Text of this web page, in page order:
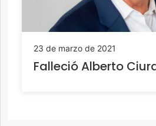
23 de marzo de 2021
Falleció Alberto